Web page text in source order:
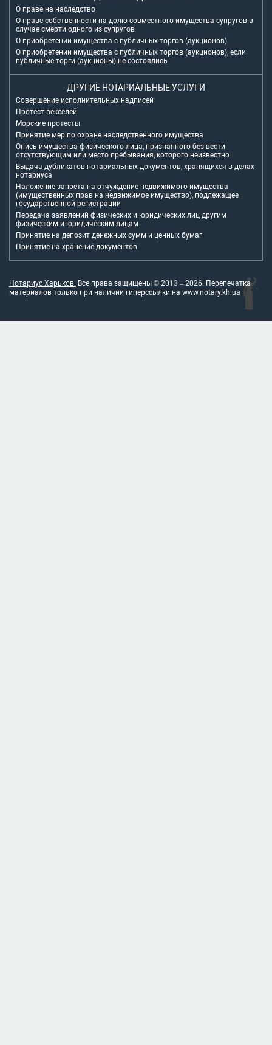
О праве на наследство
О праве собственности на долю совместного имущества супругов в
случае смерти одного из супругов
О приобретении имущества с публичных торгов (аукционов)
О приобретении имущества с публичных торгов (аукционов), если
публичные торги (аукционы) не состоялись
ДРУГИЕ НОТАРИАЛЬНЫЕ УСЛУГИ
Совершение исполнительных надписей
Протест векселей
Морские протесты
Принятие мер по охране наследственного имущества
Опись имущества физического лица, признанного без вести
отсутствующим или место пребывания, которого неизвестно
Выдача дубликатов нотариальных документов, хранящихся в делах
нотариуса
Наложение запрета на отчуждение недвижимого имущества
(имущественных прав на недвижимое имущество), подлежащее
государственной регистрации
Передача заявлений физических и юридических лиц другим
физическим и юридическим лицам
Принятие на депозит денежных сумм и ценных бумаг
Принятие на хранение документов
Нотариус Харьков. Все права защищены © 2013 – 2026. Перепечатка
материалов только при наличии гиперссылки на www.notary.kh.ua